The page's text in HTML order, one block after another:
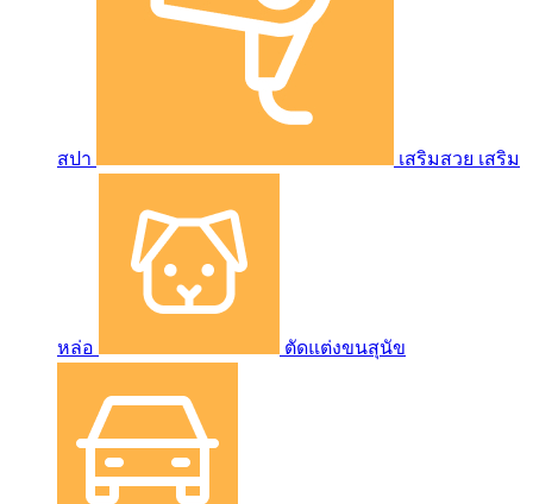
สปา เสริมสวย เสริม
หล่อ ตัดแต่งขนสุนัข